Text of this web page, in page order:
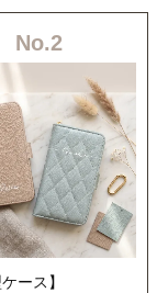
No.2
ース】